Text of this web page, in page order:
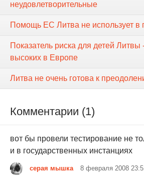
неудовлетворительные
Помощь ЕС Литва не использует в
Показатель риска для детей
высоких в Европе
Литва не очень готова к
Комментарии (1)
вот бы провели тестирование не
и в государственных инстанциях
серая мышка 8 февраля 2008